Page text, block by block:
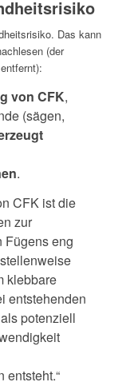
Das kann
(der
von CFK,
(sägen,
.
CFK ist die
zur
Fügens eng
klebbare
entstehenden
potenziell
entsteht.“